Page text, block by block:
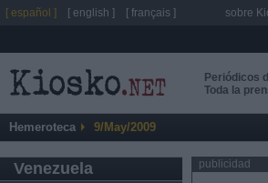
Periódicos
Toda la
Hemeroteca 9/May/2009
Venezuela publicidad
[ español ] [ english ] [ français ] sobre